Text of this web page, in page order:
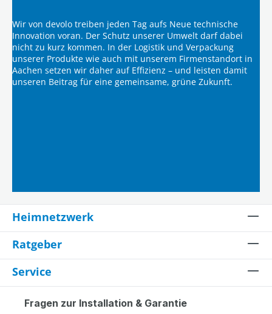
Wir von devolo treiben jeden Tag aufs Neue technische
Innovation voran. Der Schutz unserer Umwelt darf dabei
nicht zu kurz kommen. In der Logistik und Verpackung
unserer Produkte wie auch mit unserem Firmenstandort in
Aachen setzen wir daher auf Effizienz – und leisten damit
unseren Beitrag für eine gemeinsame, grüne Zukunft.
Heimnetzwerk
Ratgeber
Service
Fragen zur Installation & Garantie